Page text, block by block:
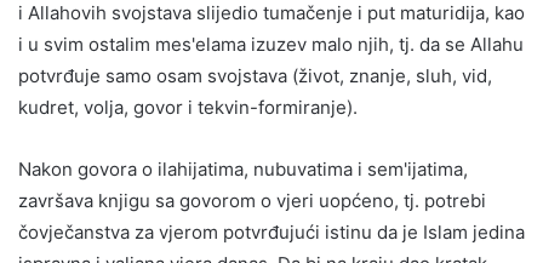
i Allahovih svojstava slijedio tumačenje i put maturidija, kao
i u svim ostalim mes'elama izuzev malo njih, tj. da se Allahu
potvrđuje samo osam svojstava (život, znanje, sluh, vid,
kudret, volja, govor i tekvin-formiranje).
Nakon govora o ilahijatima, nubuvatima i sem'ijatima,
završava knjigu sa govorom o vjeri uopćeno, tj. potrebi
čovječanstva za vjerom potvrđujući istinu da je Islam jedina